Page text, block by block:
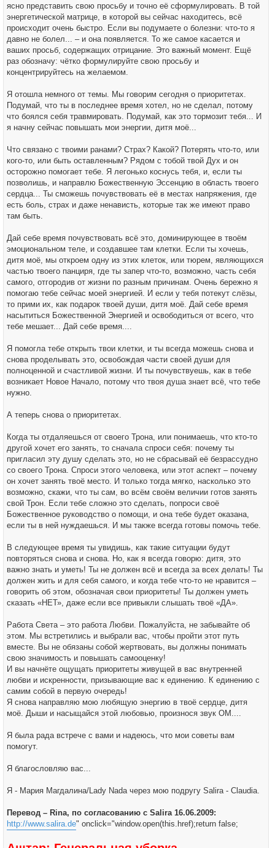
ясно представить свою просьбу и точно её сформулировать. В той
энергетической матрице, в которой вы сейчас находитесь, всё
происходит очень быстро. Если вы подумаете о болезни: что-то я
давно не болел... – и она появляется. То же самое касается и
ваших просьб, содержащих отрицание. Это важный момент. Ещё
раз обозначу: чётко формулируйте свою просьбу и
концентрируйтесь на желаемом.
Я отошла немного от темы. Мы говорим сегодня о приоритетах.
Подумай, что ты в последнее время хотел, но не сделал, потому
что боялся себя травмировать. Подумай, как это тормозит тебя... И
я начну сейчас повышать мои энергии, дитя моё...
Что связано с твоими ранами? Страх? Какой? Потерять что-то, или
кого-то, или быть оставленным? Рядом с тобой твой Дух и он
осторожно помогает тебе. Я легонько коснусь тебя, и, если ты
позволишь, и направлю Божественную Эссенцию в область твоего
сердца... Ты сможешь почувствовать её в местах напряжения, где
есть боль, страх и даже ненависть, которые так же имеют право
там быть.
Дай себе время почувствовать всё это, доминирующее в твоём
эмоциональном теле, и создавшее там клетки. Если ты хочешь,
дитя моё, мы откроем одну из этих клеток, или тюрем, являющихся
частью твоего панциря, где ты запер что-то, возможно, часть себя
самого, отгородив от жизни по разным причинам. Очень бережно я
помогаю тебе сейчас моей энергией. И если у тебя потекут слёзы,
то прими их, как подарок твоей души, дитя моё. Дай себе время
насытиться Божественной Энергией и освободиться от всего, что
тебе мешает... Дай себе время....
Я помогла тебе открыть твои клетки, и ты всегда можешь снова и
снова проделывать это, освобождая части своей души для
полноценной и счастливой жизни. И ты почувствуешь, как в тебе
возникает Новое Начало, потому что твоя душа знает всё, что тебе
нужно.
А теперь снова о приоритетах.
Когда ты отдаляешься от своего Трона, или понимаешь, что кто-то
другой хочет его занять, то сначала спроси себя: почему ты
пригласил эту душу сделать это, но не сбрасывай её безрассудно
со своего Трона. Спроси этого человека, или этот аспект – почему
он хочет занять твоё место. И только тогда мягко, насколько это
возможно, скажи, что ты сам, во всём своём величии готов занять
свой Трон. Если тебе сложно это сделать, попроси своё
Божественное руководство о помощи, и она тебе будет оказана,
если ты в ней нуждаешься. И мы также всегда готовы помочь тебе.
В следующее время ты увидишь, как такие ситуации будут
повторяться снова и снова. Но, как я всегда говорю: дитя, это
важно знать и уметь! Ты не должен всё и всегда за всех делать! Ты
должен жить и для себя самого, и когда тебе что-то не нравится –
говорить об этом, обозначая свои приоритеты! Ты должен уметь
сказать «НЕТ», даже если все привыкли слышать твоё «ДА».
Работа Света – это работа Любви. Пожалуйста, не забывайте об
этом. Мы встретились и выбрали вас, чтобы пройти этот путь
вместе. Вы не обязаны собой жертвовать, вы должны понимать
свою значимость и повышать самооценку!
И вы начнёте ощущать приоритеты живущей в вас внутренней
любви и искренности, призывающие вас к единению. К единению с
самим собой в первую очередь!
Я снова направляю мою любящую энергию в твоё сердце, дитя
моё. Дыши и насыщайся этой любовью, произнося звук ОМ....
Я была рада встрече с вами и надеюсь, что мои советы вам
помогут.
Я благословляю вас...
Я - Мария Магдалина/Lady Nada через мою подругу Salira - Claudia.
Перевод – Rina, по согласованию с Salira 16.06.2009:
http://www.salira.de" onclick="window.open(this.href);return false;